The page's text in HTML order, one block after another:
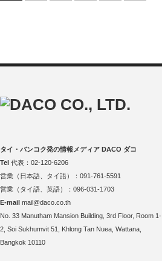
タイ・バンコク発の情報メディア DACO ダコ
Tel 代表：02-120-6206
営業（日本語、タイ語）：091-761-5591
営業（タイ語、英語）：096-031-1703
E-mail mail@daco.co.th
No. 33 Manutham Mansion Building, 3rd Floor, Room 1-
2, Soi Sukhumvit 51, Khlong Tan Nuea, Wattana,
Bangkok 10110